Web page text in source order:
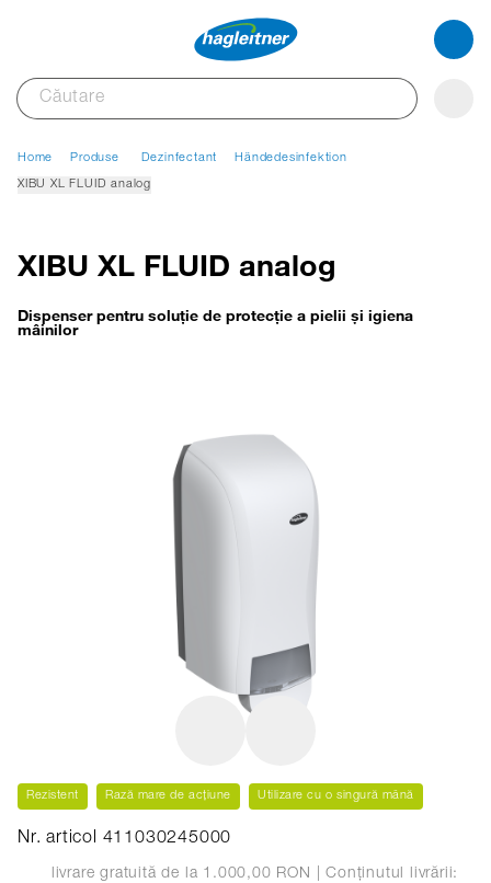
Home Produse Dezinfectant Händedesinfektion
XIBU XL FLUID analog
XIBU XL FLUID analog
Dispenser pentru soluție de protecţie a pielii şi igiena
mâinilor
Rezistent Rază mare de acțiune Utilizare cu o singură mână
Nr. articol 411030245000
livrare gratuită de la 1.000,00 RON
| Conținutul livrării: